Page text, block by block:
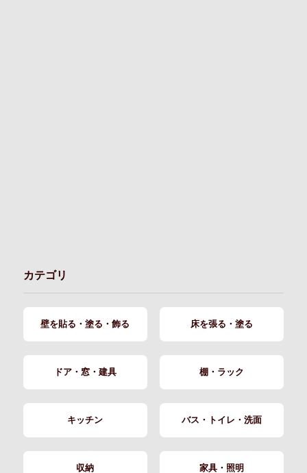
カテゴリ
壁を貼る・塗る・飾る 床を張る・塗る
ドア・窓・建具 棚・ラック
キッチン バス・トイレ・洗面
収納 家具・照明